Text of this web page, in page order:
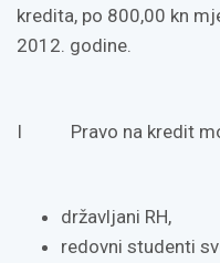
kredita, po 800,00 kn
2012. godine.
I Pravo na kredit
državljani RH,
redovni studenti